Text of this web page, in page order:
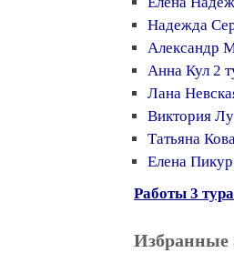
Надежда
Александр
Анна Кул 2
Лана
Виктория
Татьяна
Елена
Работы 3 тура
Избранные